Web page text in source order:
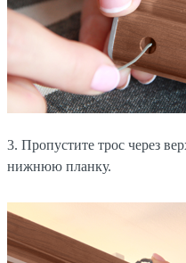
3. Пропустите трос через
нижнюю планку.